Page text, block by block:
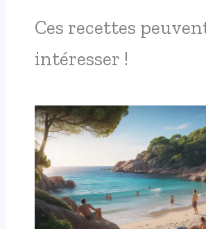
Ces recettes
intéresser !